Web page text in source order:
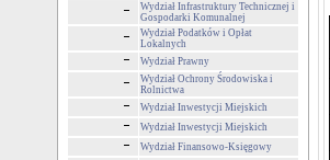
Wydział Infrastruktury Technicznej i
Gospodarki Komunalnej
Wydział Podatków i Opłat
Lokalnych
Wydział Prawny
Wydział Ochrony Środowiska i
Rolnictwa
Wydział Inwestycji Miejskich
Wydział Inwestycji Miejskich
Wydział Finansowo-Księgowy